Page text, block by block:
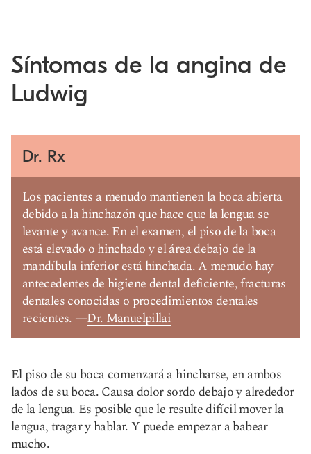
Síntomas de la angina de
Ludwig
Dr. Rx
Los pacientes a menudo mantienen la boca abierta
debido a la hinchazón que hace que la lengua se
levante y avance. En el examen, el piso de la boca
está elevado o hinchado y el área debajo de la
mandíbula inferior está hinchada. A menudo hay
antecedentes de higiene dental deficiente, fracturas
dentales conocidas o procedimientos dentales
recientes. —Dr. Manuelpillai
El piso de su boca comenzará a hincharse, en ambos
lados de su boca. Causa dolor sordo debajo y alrededor
de la lengua. Es posible que le resulte difícil mover la
lengua, tragar y hablar. Y puede empezar a babear
mucho.